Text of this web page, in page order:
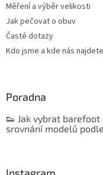
Měření a výběr velikosti
Jak pečovat o obuv
Časté dotazy
Kdo jsme a kde nás najdete
Poradna
👟 Jak vybrat
srovnání modelů